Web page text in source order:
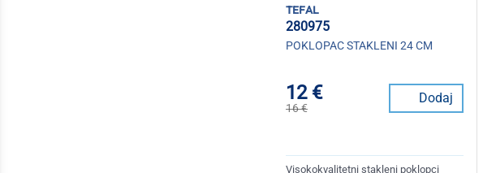
tefal
280975
POKLOPAC STAKLENI 24 CM
12 €
16 €
Dodaj
Visokokvalitetni stakleni poklopci